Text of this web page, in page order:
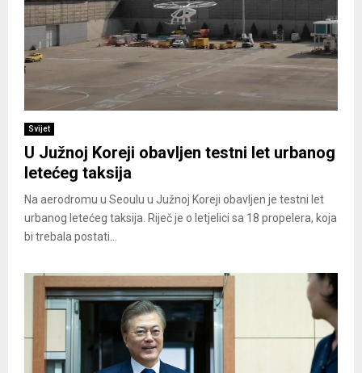
Svijet
U Južnoj Koreji obavljen testni let urbanog
letećeg taksija
Na aerodromu u Seoulu u Južnoj Koreji obavljen je testni let
urbanog letećeg taksija. Riječ je o letjelici sa 18 propelera, koja
bi trebala postati...